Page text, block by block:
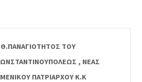
ΤΟΥ
, ΝΕΑΣ
ΠΑΤΡΙΑΡΧΟΥ Κ.Κ